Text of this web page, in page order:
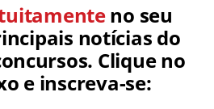
no seu
notícias do
Clique no
e inscreva-se: